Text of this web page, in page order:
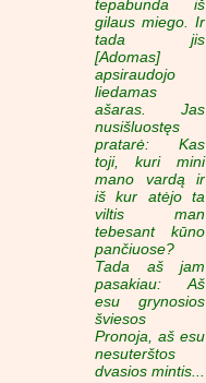
tepabunda iš
gilaus miego. Ir
tada jis
[Adomas]
apsiraudojo
liedamas
ašaras. Jas
nusišluostęs
pratarė: Kas
toji, kuri mini
mano vardą ir
iš kur atėjo ta
viltis man
tebesant kūno
pančiuose?
Tada aš jam
pasakiau: Aš
esu grynosios
šviesos
Pronoja, aš esu
nesuterštos
dvasios mintis...